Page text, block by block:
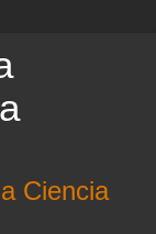
Ciencia